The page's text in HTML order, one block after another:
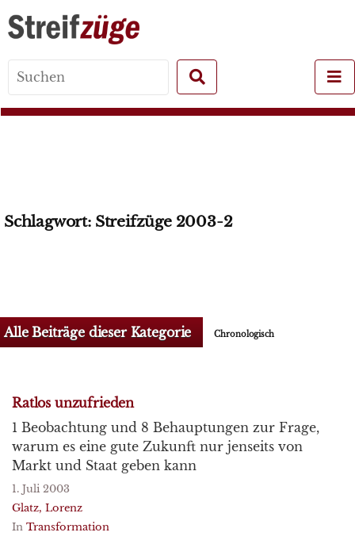
for:
Schlagwort: Streifzüge 2003-2
Alle Beiträge dieser Kategorie Chronologisch
Ratlos unzufrieden
1 Beobachtung und 8 Behauptungen zur Frage,
warum es eine gute Zukunft nur jenseits von
Markt und Staat geben kann
1. Juli 2003
Glatz, Lorenz
In Transformation